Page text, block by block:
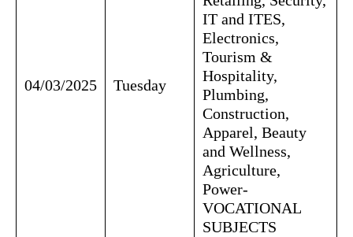
04/03/2025 Tuesday
IT and ITES,
Electronics,
Tourism &
Hospitality,
Plumbing,
Construction,
Apparel, Beauty
and Wellness,
Agriculture,
Power-
VOCATIONAL
SUBJECTS